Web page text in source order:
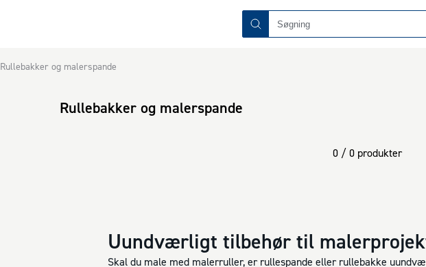
Rullebakker og malerspande
Rullebakker og malerspande
0 / 0 produkter
Uundværligt tilbehør til
Skal du male med malerruller, er rullespande eller rullebakke